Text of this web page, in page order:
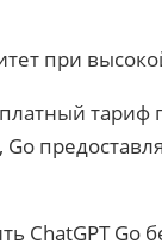
при
Go